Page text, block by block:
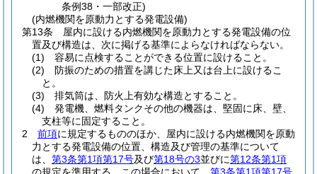
条例38・一部改正)
(内燃機関を原動力とする発電設備)
第13条
屋内に設ける内燃機関を原動力とする発電設備の位
置及び構造は、次に掲げる基準によらなければならない。
(1)
容易に点検することができる位置に設けること。
(2)
防振のための措置を講じた床上又は台上に設けるこ
と。
(3)
排気筒は、防火上有効な構造とすること。
(4)
発電機、燃料タンクその他の機器は、堅固に床、壁、
支柱等に固定すること。
2
前項に規定するもののほか、屋内に設ける内燃機関を原動
力とする発電設備の位置、構造及び管理の基準について
は、 第3条第1項第17号及び第18号の3並びに第12条第1項